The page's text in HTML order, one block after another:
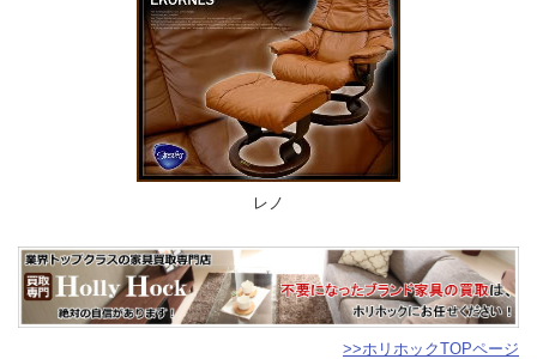
レノ
>>ホリホックTOPページ